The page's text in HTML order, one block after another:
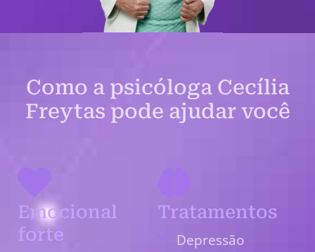
Como a psicóloga Cecília
Freytas pode ajudar você
Emocional
forte
Tratamentos
Depressão